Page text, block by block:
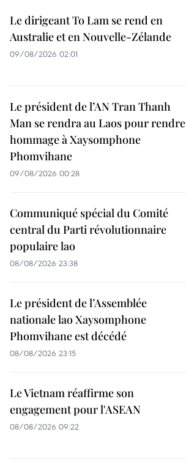
Le dirigeant To Lam se rend en
Australie et en Nouvelle-Zélande
09/08/2026 02:01
Le président de l’AN Tran Thanh
Man se rendra au Laos pour rendre
hommage à Xaysomphone
Phomvihane
09/08/2026 00:28
Communiqué spécial du Comité
central du Parti révolutionnaire
populaire lao
08/08/2026 23:38
Le président de l’Assemblée
nationale lao Xaysomphone
Phomvihane est décédé
08/08/2026 23:15
Le Vietnam réaffirme son
engagement pour l'ASEAN
08/08/2026 09:22